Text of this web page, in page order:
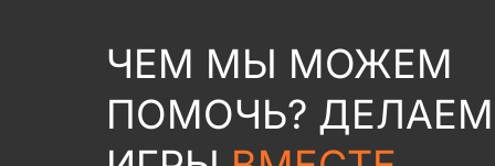
ЧЕМ МЫ МОЖЕМ
ПОМОЧЬ? ДЕЛАЕМ